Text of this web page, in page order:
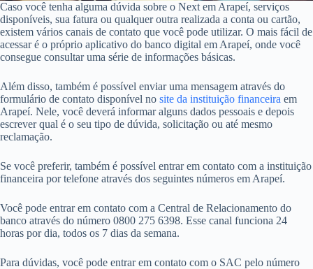
Caso você tenha alguma dúvida sobre o Next em Arapeí, serviços
disponíveis, sua fatura ou qualquer outra realizada a conta ou cartão,
existem vários canais de contato que você pode utilizar. O mais fácil de
acessar é o próprio aplicativo do banco digital em Arapeí, onde você
consegue consultar uma série de informações básicas.
Além disso, também é possível enviar uma mensagem através do
formulário de contato disponível no site da instituição financeira em
Arapeí. Nele, você deverá informar alguns dados pessoais e depois
escrever qual é o seu tipo de dúvida, solicitação ou até mesmo
reclamação.
Se você preferir, também é possível entrar em contato com a instituição
financeira por telefone através dos seguintes números em Arapeí.
Você pode entrar em contato com a Central de Relacionamento do
banco através do número 0800 275 6398. Esse canal funciona 24
horas por dia, todos os 7 dias da semana.
Para dúvidas, você pode entrar em contato com o SAC pelo número